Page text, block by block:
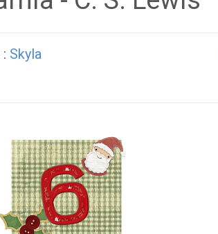
Skyla